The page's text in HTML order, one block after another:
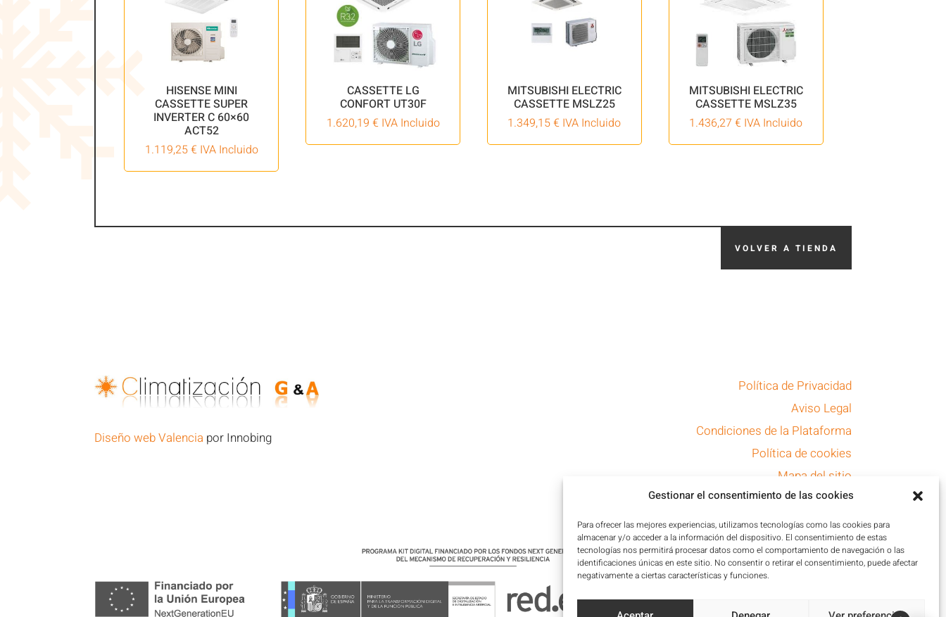
Gestionar el consentimiento de las cookies
Para ofrecer las mejores experiencias, utilizamos tecnologías como las cookies para
almacenar y/o acceder a la información del dispositivo. El consentimiento de estas
tecnologías nos permitirá procesar datos como el comportamiento de navegación o las
identificaciones únicas en este sitio. No consentir o retirar el consentimiento, puede afectar
negativamente a ciertas características y funciones.
HISENSE MINI
CASSETTE SUPER
INVERTER C 60×60
ACT52
1.119,25€ IVA Incluido
CASSETTE LG
CONFORT UT30F
1.620,19 € IVA Incluido
MITSUBISHI ELECTRIC
CASSETTE MSLZ25
1.349,15€ IVA Incluido
MITSUBISHI ELECTRIC
CASSETTE MSLZ35
1.436,27€ IVA Incluido
VOLVER A TIENDA
Diseño web Valencia por Innobing
Política de Privacidad
Aviso Legal
Condiciones de la Plataforma
Política de cookies
Mapa del sitio
Accesibilidad